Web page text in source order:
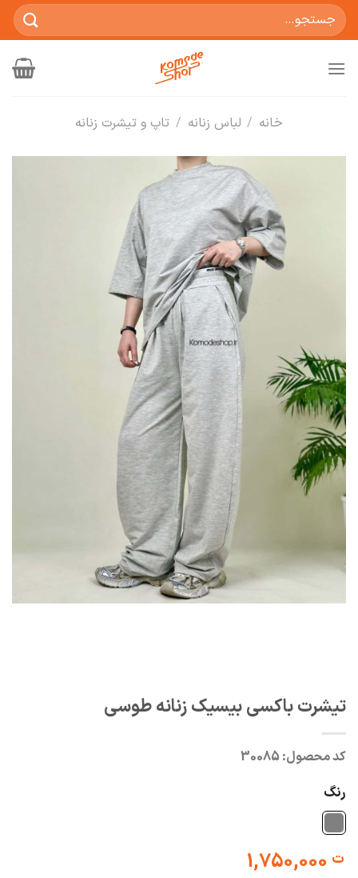
جستجو
برای:
خانه / لباس زنانه / تاپ و تیشرت زنانه
تیشرت باکسی بیسیک زنانه طوسی
کد محصول:30085
رنگ
ت1,750,000